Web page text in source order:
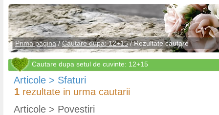
Prima pagina/Cautare dupa: 12+15/ Rezultate cautare
Cautare dupa setul de cuvinte: 12+15
Articole > Sfaturi
1 rezultate in urma cautarii
Articole > Povestiri